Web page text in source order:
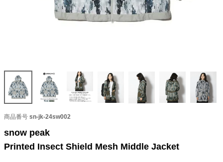
商品番号 sn-jk-24sw002
snow peak
Printed Insect Shield Mesh Middle Jacket